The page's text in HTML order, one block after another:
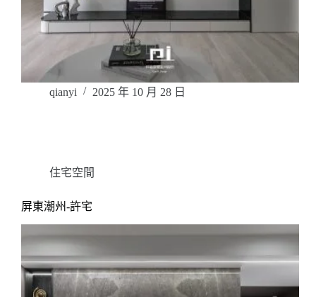
qianyi 2025 年 10 月 28 日
住宅空間
屏東潮州-許宅